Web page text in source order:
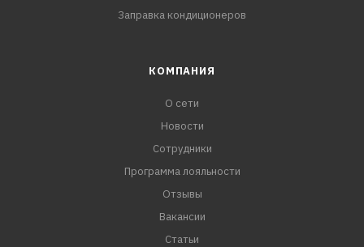
Заправка кондиционеров
КОМПАНИЯ
О сети
Новости
Сотрудники
Программа лояльности
Отзывы
Вакансии
Статьи